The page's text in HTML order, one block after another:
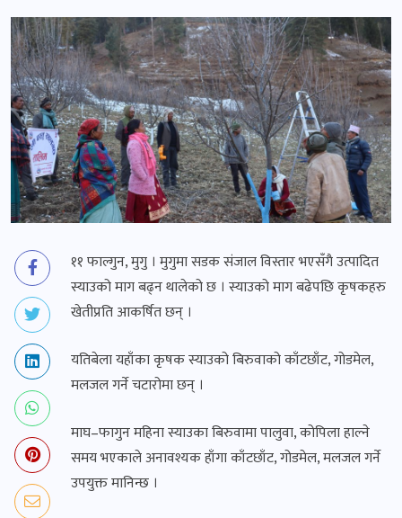
११ फाल्गुन, मुगु । मुगुमा सडक संजाल विस्तार भएसँगै उत्पादित
स्याउको माग बढ्न थालेको छ । स्याउको माग बढेपछि कृषकहरु
खेतीप्रति आकर्षित छन् ।
यतिबेला यहाँका कृषक स्याउको बिरुवाको काँटछाँट, गोडमेल,
मलजल गर्ने चटारोमा छन् ।
माघ–फागुन महिना स्याउका बिरुवामा पालुवा, कोपिला हाल्ने
समय भएकाले अनावश्यक हाँगा काँटछाँट, गोडमेल, मलजल गर्ने
उपयुक्त मानिन्छ ।